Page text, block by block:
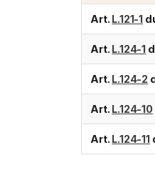
Art. L.121-1
Art. L.124-1
Art. L.124-2
Art. L.124-10
Art. L.124-11